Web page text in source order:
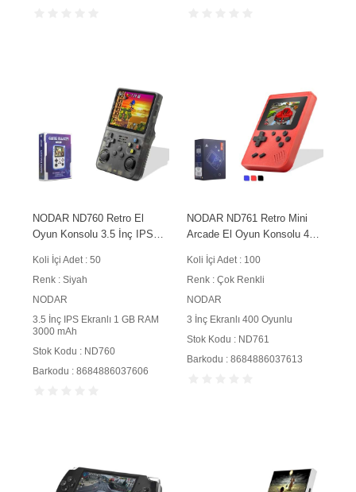
NODAR ND760 Retro El
Oyun Konsolu 3.5 İnç IPS
Bataryalı Siyah
Koli İçi Adet : 50
Renk : Siyah
NODAR
3.5 İnç IPS Ekranlı 1 GB RAM
3000 mAh
Stok Kodu : ND760
Barkodu : 8684886037606
NODAR ND761 Retro Mini
Arcade El Oyun Konsolu 400
Koli İçi Adet : 100
Renk : Çok Renkli
NODAR
3 İnç Ekranlı 400 Oyunlu
Stok Kodu : ND761
Barkodu : 8684886037613